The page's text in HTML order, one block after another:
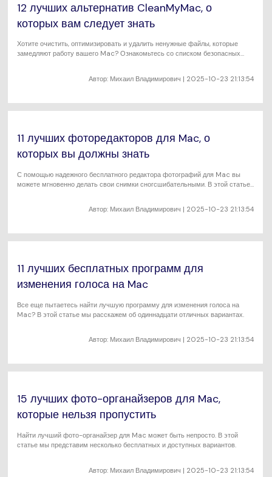
12 лучших альтернатив CleanMyMac, о
которых вам следует знать
Хотите очистить, оптимизировать и удалить ненужные файлы, которые
замедляют работу вашего Mac? Ознакомьтесь со списком безопасных
Автор: Михаил Владимирович | 2025-10-23 21:13:54
11 лучших фоторедакторов для Mac, о
которых вы должны знать
С помощью надежного бесплатного редактора фотографий для Mac вы
можете мгновенно делать свои снимки сногсшибательными. В этой статье
Автор: Михаил Владимирович | 2025-10-23 21:13:54
11 лучших бесплатных программ для
изменения голоса на Mac
Все еще пытаетесь найти лучшую программу для изменения голоса на
Mac? В этой статье мы расскажем об одиннадцати отличных вариантах.
Автор: Михаил Владимирович | 2025-10-23 21:13:54
15 лучших фото-органайзеров для Mac,
которые нельзя пропустить
Найти лучший фото-органайзер для Mac может быть непросто. В этой
статье мы представим несколько бесплатных и доступных вариантов.
Автор: Михаил Владимирович | 2025-10-23 21:13:54